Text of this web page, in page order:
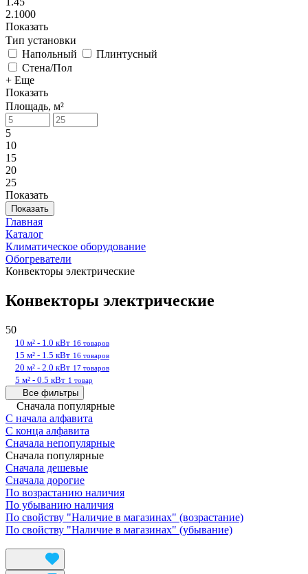
2.1000
Показать
Тип установки
Напольный
Плинтусный
Стена/Пол
+ Еще
Показать
Площадь, м²
5
10
15
20
25
Показать
Показать
Главная
Каталог
Климатическое оборудование
Обогреватели
Конвекторы электрические
Конвекторы электрические
50
10 м² - 1.0 кВт 16 товаров
15 м² - 1.5 кВт 16 товаров
20 м² - 2.0 кВт 17 товаров
5 м² - 0.5 кВт 1 товар
Все фильтры
Сначала популярные
С начала алфавита
С конца алфавита
Сначала непопулярные
Сначала популярные
Сначала дешевые
Сначала дорогие
По возрастанию наличия
По убыванию наличия
По свойству "Наличие в магазинах" (возрастание)
По свойству "Наличие в магазинах" (убывание)